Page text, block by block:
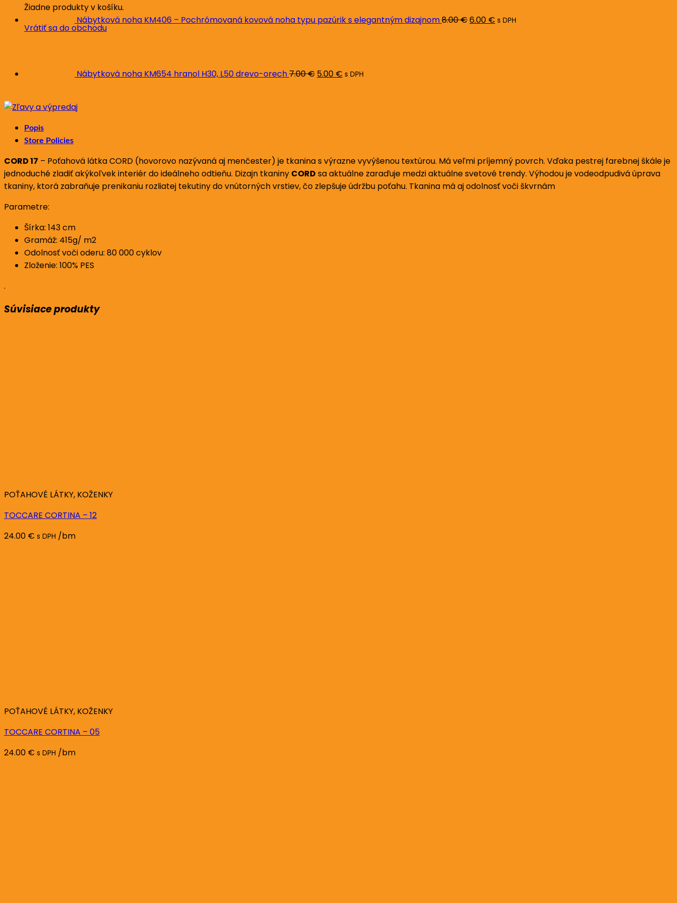
Žiadne produkty v košíku.
Vrátiť sa do obchodu
Nábytková noha KM406 – Pochrómovaná kovová noha typu pazúrik s elegantným dizajnom8.00€8.00 €.
6.00 € 6.00 €.
s DPH
Nábytková noha KM654 hranol H30, L50 drevo-orech7.00€ 7.00 €.
5.00 € 5.00 €.
s DPH
Popis
Store Policies
CORD 17 – Poťahová látka CORD (hovorovo nazývaná aj menčester) je tkanina s výrazne vyvýšenou textúrou. Má veľmi príjemný povrch. Vďaka pestrej farebnej škále je
jednoduché zladiť akýkoľvek interiér do ideálneho odtieňu. Dizajn tkaniny CORD sa aktuálne zaraďuje medzi aktuálne svetové trendy. Výhodou je vodeodpudivá úprava
tkaniny, ktorá zabraňuje prenikaniu rozliatej tekutiny do vnútorných vrstiev, čo zlepšuje údržbu poťahu. Tkanina má aj odolnosť voči škvrnám
Parametre:
Šírka: 143 cm
Gramáž: 415g/ m2
Odolnosť voči oderu: 80 000 cyklov
Zloženie: 100% PES
.
Súvisiace produkty
POŤAHOVÉ LÁTKY, KOŽENKY
TOCCARE CORTINA – 12
24.00 € s DPH /bm
POŤAHOVÉ LÁTKY, KOŽENKY
TOCCARE CORTINA – 05
24.00 € s DPH /bm